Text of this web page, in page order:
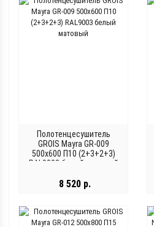
Полотенцесушитель
GROIS Mayra GR-009
500х600 П10 (2+3+2+3)
RAL9003 белый матовый
8 520 р.